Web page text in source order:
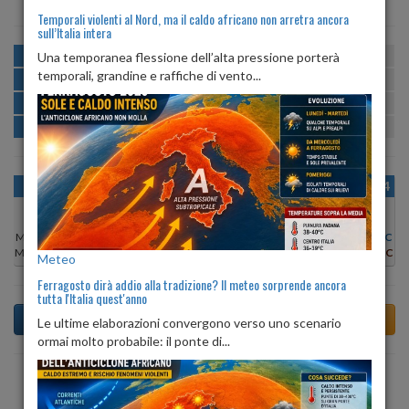
MATTINA min:18º max:24º U:
POMERIGGIO min:25º max:28º
SERA min:22º max:29º U:71% 83%
NOTTE min: 18º max:20º U:88%
OGGI
Min:
17°C
Max:21°C
DOM 09
Min:
Max:21°C
LUN 10
Min:18°C
Max:24°C
MAR 11
Min:
19°C
Max:24°C
MER 12
Max:23°C
GIO 13
Min:19°C
Max:21°C
VEN 14
17°C
Max:22°C
Previsioni del Tempo a Tizzano Val Parma di dopodomani
Temporali violenti al Nord, ma il caldo africano non arretra ancora
sull’Italia intera
Una temporanea flessione dell’alta pressione porterà
temporali, grandine e raffiche di vento...
Meteo
Ferragosto dirà addio alla tradizione? Il meteo sorprende ancora
tutta l'Italia quest'anno
Le ultime elaborazioni convergono verso uno scenario
ormai molto probabile: il ponte di...